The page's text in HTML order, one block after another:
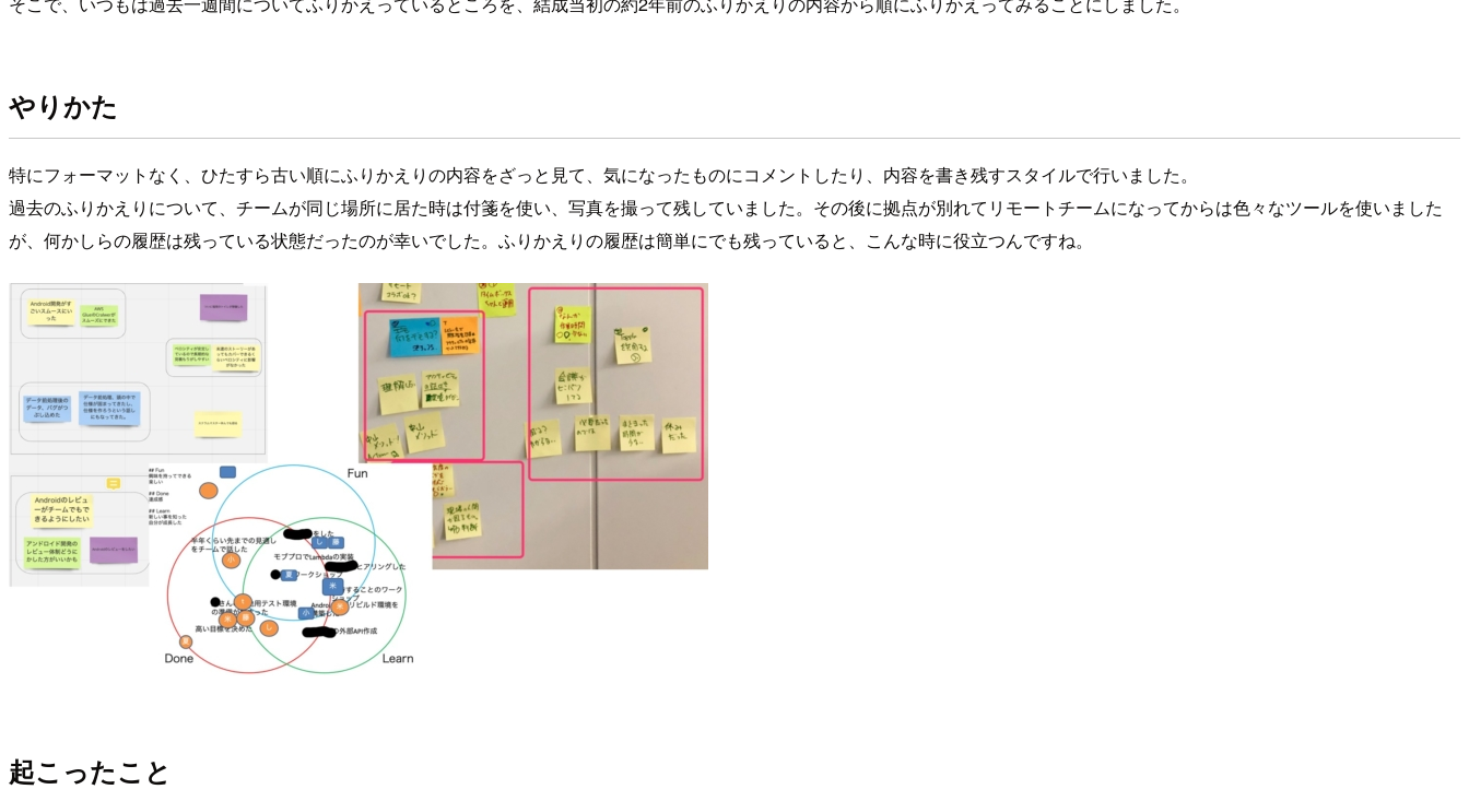
やりかた
特にフォーマットなく、ひたすら古い順にふりかえりの内容をざっと見て、気になったものにコメントしたり、内容を書き残すスタイルで行いました。
過去のふりかえりについて、チームが同じ場所に居た時は付箋を使い、写真を撮って残していました。その後に拠点が別れてリモートチームになってからは色々なツールを使いました
が、何かしらの履歴は残っている状態だったのが幸いでした。ふりかえりの履歴は簡単にでも残っていると、こんな時に役立つんですね。
起こったこと